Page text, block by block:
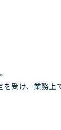
受け、業務上